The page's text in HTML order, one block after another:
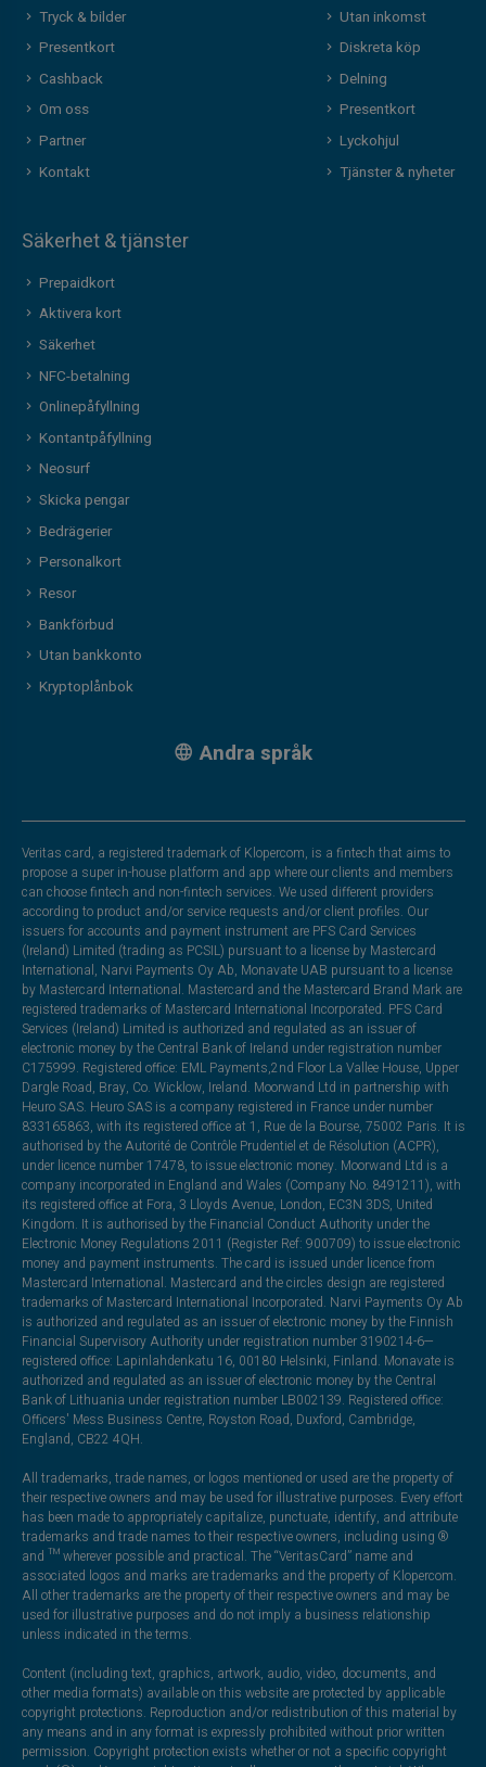
Tryck & bilder
Presentkort
Cashback
Om oss
Partner
Kontakt
Utan inkomst
Diskreta köp
Delning
Presentkort
Lyckohjul
Tjänster & nyheter
Säkerhet & tjänster
Prepaidkort
Aktivera kort
Säkerhet
NFC-betalning
Onlinepåfyllning
Kontantpåfyllning
Neosurf
Skicka pengar
Bedrägerier
Personalkort
Resor
Bankförbud
Utan bankkonto
Kryptoplånbok
Andra språk
Veritas card, a registered trademark of Klopercom, is a fintech that aims to
propose a super in-house platform and app where our clients and members
can choose fintech and non-fintech services. We used different providers
according to product and/or service requests and/or client profiles. Our
issuers for accounts and payment instrument are PFS Card Services
(Ireland) Limited (trading as PCSIL) pursuant to a license by Mastercard
International, Narvi Payments Oy Ab, Monavate UAB pursuant to a license
by Mastercard International. Mastercard and the Mastercard Brand Mark are
registered trademarks of Mastercard International Incorporated. PFS Card
Services (Ireland) Limited is authorized and regulated as an issuer of
electronic money by the Central Bank of Ireland under registration number
C175999. Registered office: EML Payments,2nd Floor La Vallee House, Upper
Dargle Road, Bray, Co. Wicklow, Ireland. Moorwand Ltd in partnership with
Heuro SAS. Heuro SAS is a company registered in France under number
833165863, with its registered office at 1, Rue de la Bourse, 75002 Paris. It is
authorised by the Autorité de Contrôle Prudentiel et de Résolution (ACPR),
under licence number 17478, to issue electronic money. Moorwand Ltd is a
company incorporated in England and Wales (Company No. 8491211), with
its registered office at Fora, 3 Lloyds Avenue, London, EC3N 3DS, United
Kingdom. It is authorised by the Financial Conduct Authority under the
Electronic Money Regulations 2011 (Register Ref: 900709) to issue electronic
money and payment instruments. The card is issued under licence from
Mastercard International. Mastercard and the circles design are registered
trademarks of Mastercard International Incorporated. Narvi Payments Oy Ab
is authorized and regulated as an issuer of electronic money by the Finnish
Financial Supervisory Authority under registration number 3190214-6—
registered office: Lapinlahdenkatu 16, 00180 Helsinki, Finland. Monavate is
authorized and regulated as an issuer of electronic money by the Central
Bank of Lithuania under registration number LB002139. Registered office:
Officers' Mess Business Centre, Royston Road, Duxford, Cambridge,
England, CB22 4QH.
All trademarks, trade names, or logos mentioned or used are the property of
their respective owners and may be used for illustrative purposes. Every effort
has been made to appropriately capitalize, punctuate, identify, and attribute
trademarks and trade names to their respective owners, including using ®
and ™ wherever possible and practical. The “VeritasCard” name and
associated logos and marks are trademarks and the property of Klopercom.
All other trademarks are the property of their respective owners and may be
used for illustrative purposes and do not imply a business relationship
unless indicated in the terms.
Content (including text, graphics, artwork, audio, video, documents, and
other media formats) available on this website are protected by applicable
copyright protections. Reproduction and/or redistribution of this material by
any means and in any format is expressly prohibited without prior written
permission. Copyright protection exists whether or not a specific copyright